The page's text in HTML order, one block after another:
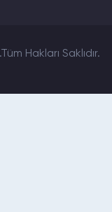
Hakları Saklıdır.